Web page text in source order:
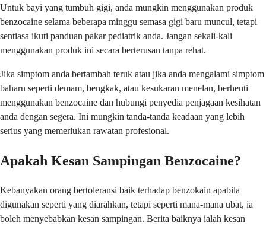
Untuk bayi yang tumbuh gigi, anda mungkin menggunakan produk
benzocaine selama beberapa minggu semasa gigi baru muncul, tetapi
sentiasa ikuti panduan pakar pediatrik anda. Jangan sekali-kali
menggunakan produk ini secara berterusan tanpa rehat.
Jika simptom anda bertambah teruk atau jika anda mengalami simptom
baharu seperti demam, bengkak, atau kesukaran menelan, berhenti
menggunakan benzocaine dan hubungi penyedia penjagaan kesihatan
anda dengan segera. Ini mungkin tanda-tanda keadaan yang lebih
serius yang memerlukan rawatan profesional.
Apakah Kesan Sampingan Benzocaine?
Kebanyakan orang bertoleransi baik terhadap benzokain apabila
digunakan seperti yang diarahkan, tetapi seperti mana-mana ubat, ia
boleh menyebabkan kesan sampingan. Berita baiknya ialah kesan